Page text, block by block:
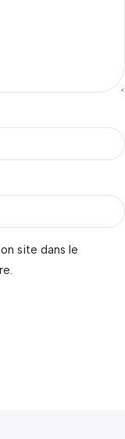
site dans le